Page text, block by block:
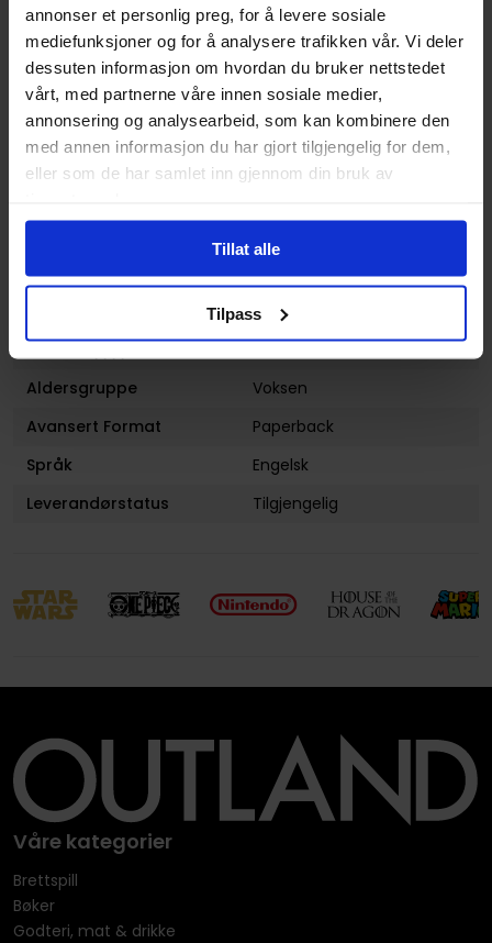
annonser et personlig preg, for å levere sosiale
mediefunksjoner og for å analysere trafikken vår. Vi deler
dessuten informasjon om hvordan du bruker nettstedet
vårt, med partnerne våre innen sosiale medier,
annonsering og analysearbeid, som kan kombinere den
med annen informasjon du har gjort tilgjengelig for dem,
eller som de har samlet inn gjennom din bruk av
Tillat alle
Tilpass
Forfattere
David Atchison
Franco
Viglino
Michael McDermottog
Yale Stewart
Sjanger
Media Tilknytning
Illustratør
Yale Stewart, Jerry Gaylord,
184
Utgiver
D. E.
(dd.mm.yyyy)
18.04.2017
Aldersgruppe
Voksen
Avansert Format
Paperback
Språk
Engelsk
Leverandørstatus
Tilgjengelig
Våre kategorier
Brettspill
Bøker
Godteri, mat & drikke